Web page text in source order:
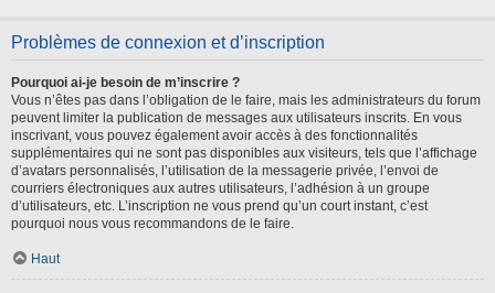
Problèmes de connexion et d’inscription
Pourquoi ai-je besoin de m’inscrire ?
Vous n’êtes pas dans l’obligation de le faire, mais les administrateurs du forum
peuvent limiter la publication de messages aux utilisateurs inscrits. En vous
inscrivant, vous pouvez également avoir accès à des fonctionnalités
supplémentaires qui ne sont pas disponibles aux visiteurs, tels que l’affichage
d’avatars personnalisés, l’utilisation de la messagerie privée, l’envoi de
courriers électroniques aux autres utilisateurs, l’adhésion à un groupe
d’utilisateurs, etc. L’inscription ne vous prend qu’un court instant, c’est
pourquoi nous vous recommandons de le faire.
Haut